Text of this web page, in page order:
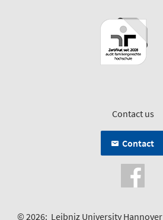
Contact us
Contact
© 2026: Leibniz University Hannover